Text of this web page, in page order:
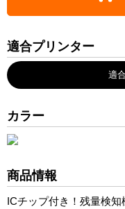
適合プリンター
PIXUS-PRO-10S
カラー
商品情報
ICチップ付き！残量検知